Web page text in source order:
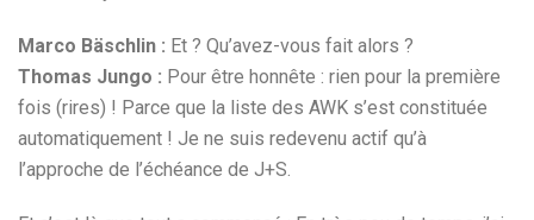
Marco Bäschlin : Et ? Qu’avez-vous fait alors ?
Thomas Jungo : Pour être honnête : rien pour la première
fois (rires) ! Parce que la liste des AWK s’est constituée
automatiquement ! Je ne suis redevenu actif qu’à
l’approche de l’échéance de J+S.